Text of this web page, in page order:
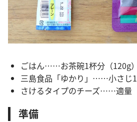
ごはん……お茶碗1杯分（120g）
三島食品「ゆかり」……小さじ1
さけるタイプのチーズ……適量
準備